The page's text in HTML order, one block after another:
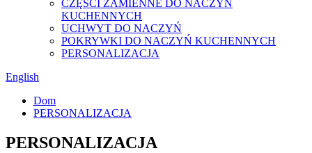
CZĘŚCI ZAMIENNE DO NACZYŃ
KUCHENNYCH
UCHWYT DO NACZYŃ
POKRYWKI DO NACZYŃ KUCHENNYCH
PERSONALIZACJA
English
Dom
PERSONALIZACJA
PERSONALIZACJA